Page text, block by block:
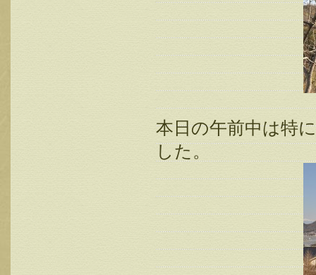
本日の午前中は特
した。